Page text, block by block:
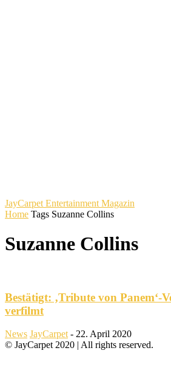
JayCarpet Entertainment Magazin
Home Tags Suzanne Collins
Suzanne Collins
Bestätigt: ‚Tribute von Panem‘-
verfilmt
News JayCarpet - 22. April 2020
© JayCarpet 2020 | All rights reserved.